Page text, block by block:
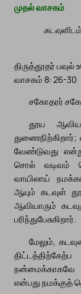
முதல் வாசகம்
திருத்தூதர் பவுல்
வாசகம் 8: 26-30
சகோதரர்
தூய
வேண்டுவது
சொல் வடிவம்
வாயிலாய்
ஆயும் கடவுள்
ஆவியாரும்
பரிந்துபேசுகிறார்.
மேலும்,
நன்மைக்காகவே
என்பது நமக்குத்